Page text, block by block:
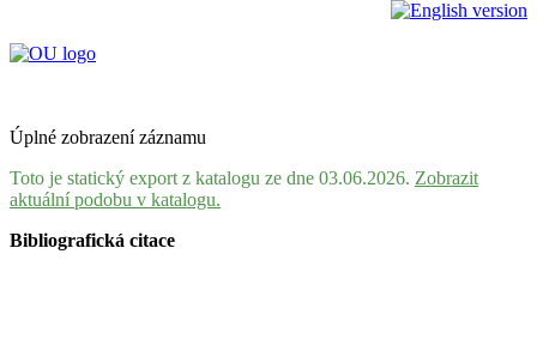
Úplné zobrazení záznamu
Toto je statický export z katalogu ze dne 03.06.2026. Zobrazit
aktuální podobu v katalogu.
Bibliografická citace